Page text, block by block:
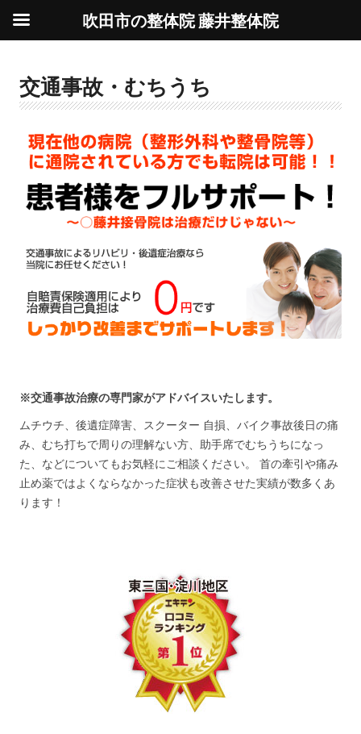
交通事故・むちうち
※交通事故治療の専門家がアドバイスいたします。
ムチウチ、後遺症障害、スクーター 自損、バイク事故後日の痛
み、むち打ちで周りの理解ない方、助手席でむちうちになっ
た、などについてもお気軽にご相談ください。 首の牽引や痛み
止め薬ではよくならなかった症状も改善させた実績が数多くあ
ります！
吹田市の整体院 藤井整体院